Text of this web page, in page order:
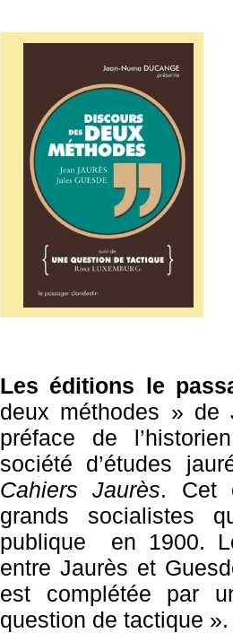
Les éditions le
deux méthodes » de
préface de
société d’études
Cahiers Jaurès. Cet
grands socialistes
publique
en 1900.
entre Jaurès et
est complétée par
question de tactique ».